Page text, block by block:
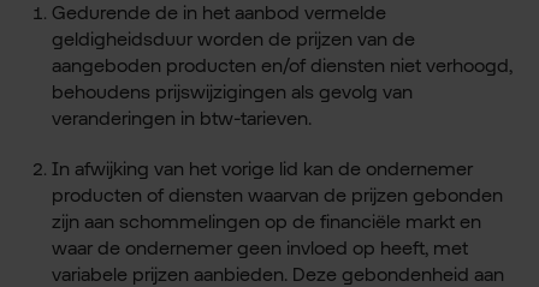
Gedurende de in het aanbod vermelde
geldigheidsduur worden de prijzen van de
aangeboden producten en/of diensten niet verhoogd,
behoudens prijswijzigingen als gevolg van
veranderingen in btw-tarieven.
In afwijking van het vorige lid kan de ondernemer
producten of diensten waarvan de prijzen gebonden
zijn aan schommelingen op de financiële markt en
waar de ondernemer geen invloed op heeft, met
variabele prijzen aanbieden. Deze gebondenheid aan